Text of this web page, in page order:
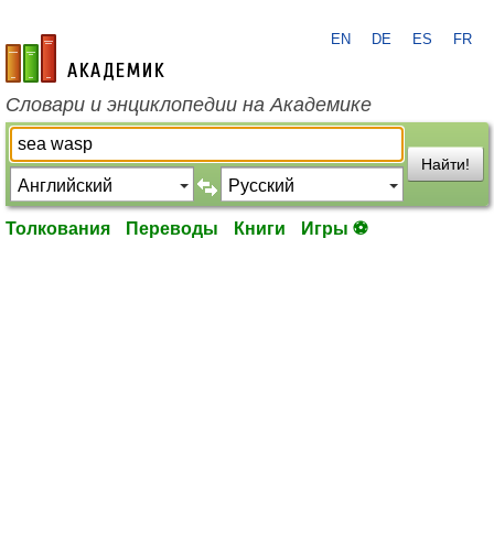
academic.ru
EN DE ES FR
Словари и энциклопедии на Академике
Найти!
Толкования Переводы Книги Игры ⚽